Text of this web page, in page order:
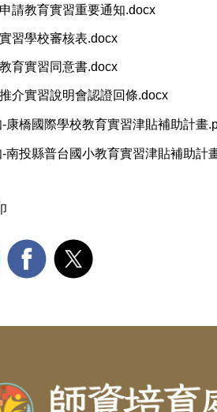
請教育實習重要通知.docx
習學校審核表.docx
育實習同意書.docx
介實習說明會認證回條.docx
康橋國際學校教育實習津貼補助計畫
南投縣普台國小教育實習津貼補助計